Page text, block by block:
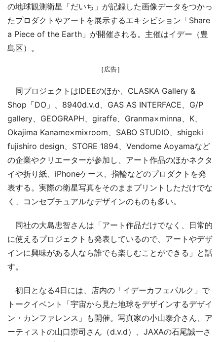
の地球観測衛星「だいち」が記録した画像データをつかっ
たプロダクトやアートを展示するエキシビション「Share
a Piece of the Earth」が開催される。主催はイデー（豊
島区）。
［広告］
同プロジェクトはIDEEのほか、CLASKA Gallery &
Shop「DO」、8940d.v.d、GAS AS INTERFACE、G/P
gallery、GEOGRAPH、giraffe、Granma×minna、K、
Okajima Kaname×mixroom、SABO STUDIO、shigeki
fujishiro design、STORE 1894、Vendome Aoyamaなど
の企業やクリエーターが参加し、アート作品のほかネクタ
イや折り紙、iPhoneケース、指輪などのプロダクトを発
表する。実際の衛星写真をそのままプリントしただけでな
く、コンセプチュアルなデザインのものも多い。
同社の大島忠智さんは「アート作品だけでなく、日常的
に使えるプロジェクトも発表しているので、アートやデザ
インに興味がある人なら誰でも楽しむことができる」と話
す。
初日となる4日には、店内の「イデーカフェパルク」で
トークイベント「宇宙から見た地球をデザインするデザイ
ン・カンファレンス」も開催。写真家の小山泰介さん、ア
ーティストの山口崇司さん（d.v.d）、JAXAの石尾誠一さ